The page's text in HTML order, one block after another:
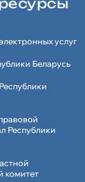
услуг
Беларусь
Республики
комитет